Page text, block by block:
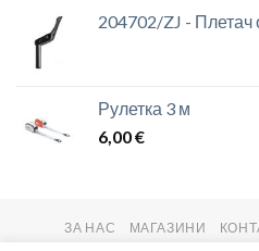
204702/ZJ - Плетач
Рулетка 3 м
6,00€
ЗА НАС МАГАЗИНИ